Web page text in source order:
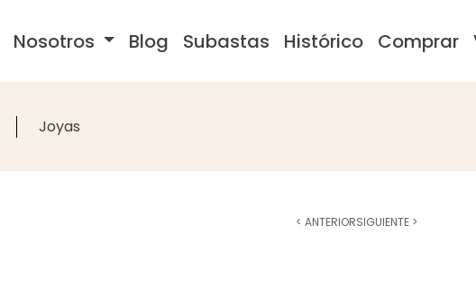
Nosotros Blog Subastas Histórico Comprar
Joyas
< ANTERIORSIGUIENTE >